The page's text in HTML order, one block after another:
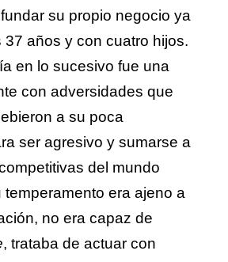
su propio negocio ya
37 años y con cuatro hijos.
en lo sucesivo fue una
con adversidades que
a su poca
ser agresivo y sumarse a
del mundo
temperamento era ajeno a
no era capaz de
, trataba de actuar con